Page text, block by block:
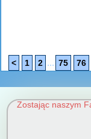
< 1 2 ... 75 76
Zostając naszym